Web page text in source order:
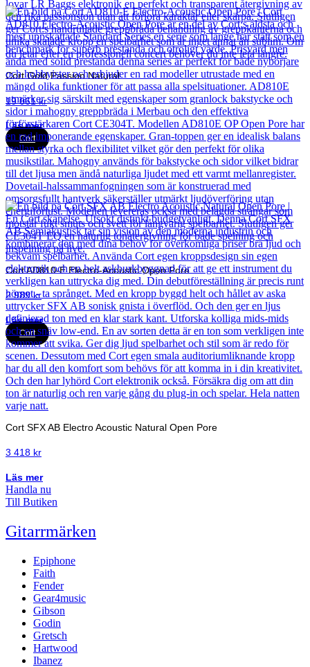
Cort Gold Passion Natural
19 061kr
Läs mer
Cort
Cort AD810-E Electro-Acoustic Open Pore
2 989kr
Läs mer
Cort
Cort SFX AB Electro Acoustic Natural Open Pore
3 418 kr
Läs mer
Handla nu
Till Butiken
Gitarrmärken
Epiphone
Faith
Fender
Gear4music
Gibson
Godin
Gretsch
Hartwood
Ibanez